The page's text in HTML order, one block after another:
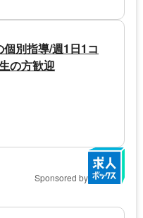
別指導/週1日1コ
の方歓迎
Sponsored by